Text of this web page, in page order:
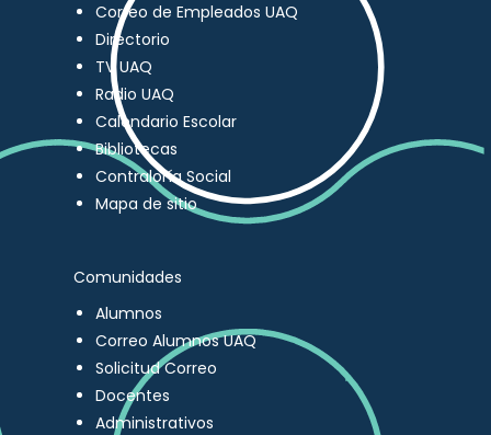
Correo de Empleados UAQ
Directorio
TV UAQ
Radio UAQ
Calendario Escolar
Bibliotecas
Contraloría Social
Mapa de sitio
Comunidades
Alumnos
Correo Alumnos UAQ
Solicitud Correo
Docentes
Administrativos